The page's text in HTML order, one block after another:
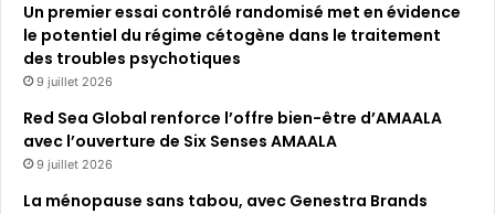
Un premier essai contrôlé randomisé met en évidence
le potentiel du régime cétogène dans le traitement
des troubles psychotiques
9 juillet 2026
Red Sea Global renforce l’offre bien-être d’AMAALA
avec l’ouverture de Six Senses AMAALA
9 juillet 2026
La ménopause sans tabou, avec Genestra Brands